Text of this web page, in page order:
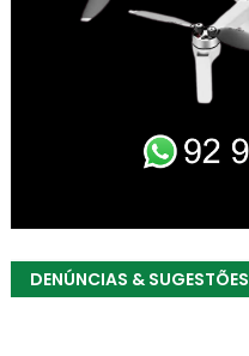
DENÚNCIAS & SUGESTÕES